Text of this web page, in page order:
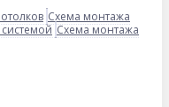
Схема монтажа
Схема монтажа